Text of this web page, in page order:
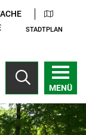
STADTPLAN
MENÜ